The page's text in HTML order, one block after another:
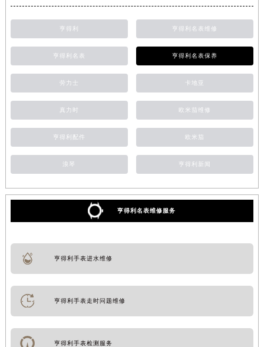
亨得利 亨得利名表维修
亨得利名表 亨得利名表保养
劳力士 卡地亚
真力时 欧米茄维修
亨得利配件 欧米茄
浪琴 亨得利新闻
亨得利名表维修服务
亨得利手表进水维修
亨得利手表走时问题维修
亨得利手表检测服务